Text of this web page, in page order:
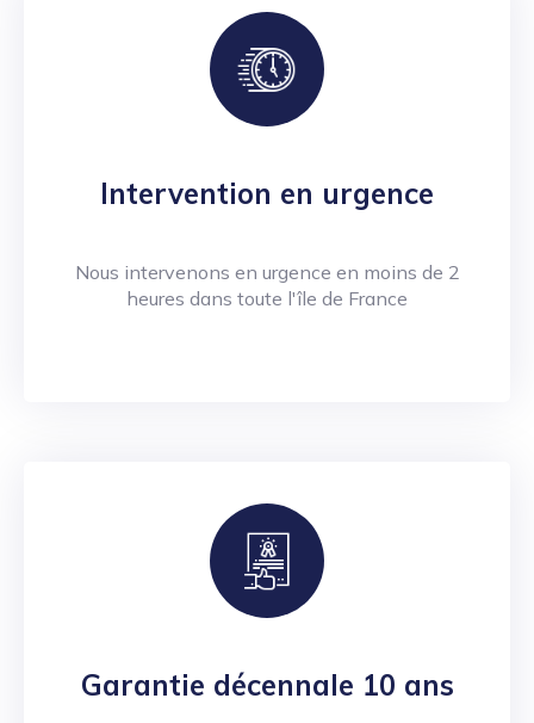
Intervention en urgence
Nous intervenons en urgence en moins de 2
heures dans toute l'île de France
Garantie décennale 10 ans